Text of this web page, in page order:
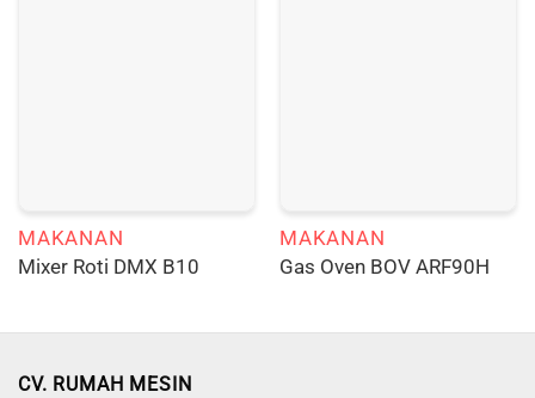
MAKANAN
Mixer Roti DMX B10
MAKANAN
Gas Oven BOV ARF90H
CV. RUMAH MESIN